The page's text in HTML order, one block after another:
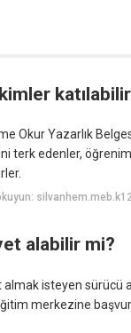
Okur Yazarlık
terk edenler,
alabilir mi?
isteyen sürücü
merkezine